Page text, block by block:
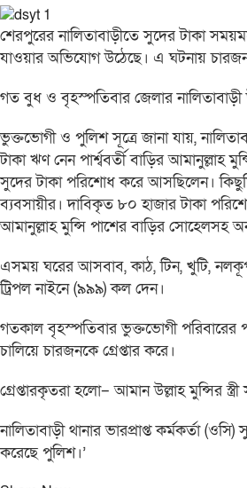
শেরপুরের নালিতাবাড়ীতে সুদের টাকা
যাওয়ার অভিযোগ উঠেছে। এ ঘটনায়
গত বুধ ও বৃহস্পতিবার জেলার নালিতাবাড়ী
ভুক্তভোগী ও পুলিশ সূত্রে জানা যায়,
টাকা ঋণ নেন পার্শ্ববর্তী বাড়ির
সুদের টাকা পরিশোধ করে আসছিলেন।
ব্যবসায়ীর। দাবিকৃত ৮০ হাজার টাকা
আমানুল্লাহ মুন্সি পাশের বাড়ির সোহেলসহ
এসময় ঘরের আসবাব, কাঠ, টিন, খুটি,
ট্রিপল নাইনে (৯৯৯) কল দেন।
গতকাল বৃহস্পতিবার ভুক্তভোগী পরিবারের
চালিয়ে চারজনকে গ্রেপ্তার করে।
গ্রেপ্তারকৃতরা হলো– আমান উল্লাহ মুন্সির
নালিতাবাড়ী থানার ভারপ্রাপ্ত কর্মকর্তা
করেছে পুলিশ।’